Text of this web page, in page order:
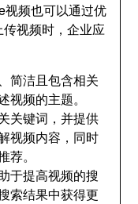
视频也可以通过优
视频时，企业应
简洁且包含相关
频的主题。
关键词，并提供
视频内容，同时
。
于提高视频的搜
索结果中获得更